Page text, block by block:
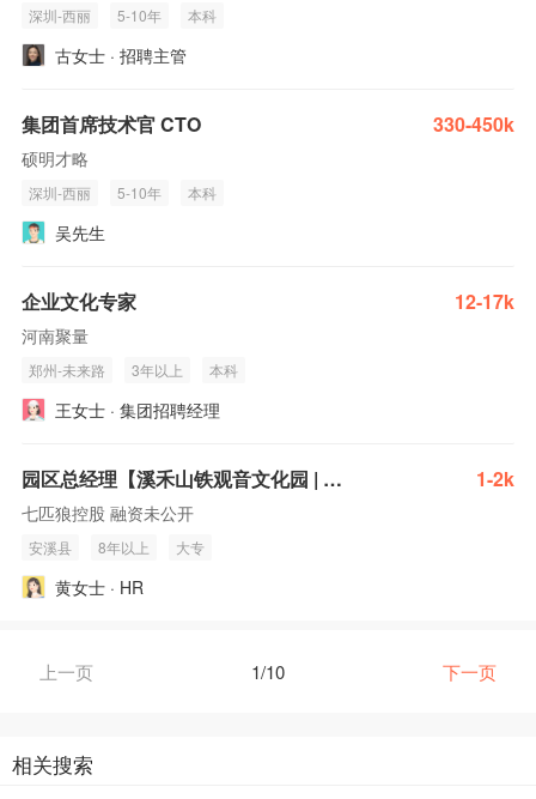
深圳-西丽 5-10年 本科
古女士 · 招聘主管
集团首席技术官 CTO 330-450k
硕明才略
深圳-西丽 5-10年 本科
吴先生
企业文化专家 12-17k
河南聚量
郑州-未来路 3年以上 本科
王女士 · 集团招聘经理
园区总经理【溪禾山铁观音文化园 | 安溪】 1-2k
七匹狼控股 融资未公开
安溪县 8年以上 大专
黄女士 · HR
上一页 1/10 下一页
相关搜索